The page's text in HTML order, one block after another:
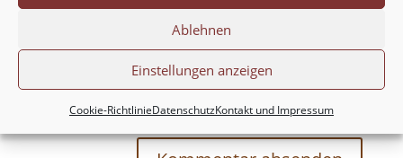
Ablehnen
Einstellungen anzeigen
Cookie-RichtlinieDatenschutzKontakt und Impressum
Meinen Namen, meine E-Mail-Adresse und
meine Website in diesem Browser für die nächste
Kommentierung speichern.